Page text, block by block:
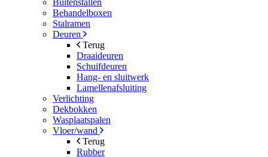
Buitenstallen
Behandelboxen
Stalramen
Deuren
Terug
Draaideuren
Schuifdeuren
Hang- en sluitwerk
Lamellenafsluiting
Verlichting
Dekbokken
Wasplaatspalen
Vloer/wand
Terug
Rubber